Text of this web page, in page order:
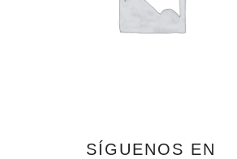
SÍGUENOS EN